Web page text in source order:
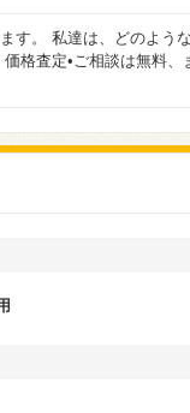
。 私達は、どのよう
査定•ご相談は無料、